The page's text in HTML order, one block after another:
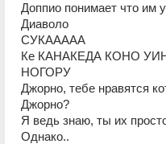
Доппио понимает что им
Диаволо
СУКААААА
Ке КАНАКЕДА КОНО
НОГОРУ
Джорно, тебе нравятся
Джорно?
Я ведь знаю, ты их
Однако..